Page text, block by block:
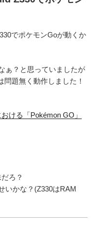
でポケモンGoが動くか
ぁ？と思っていましたが
題無く動作しました！
ける「Pokémon GO」
ろ？
いかな？(Z330はRAM